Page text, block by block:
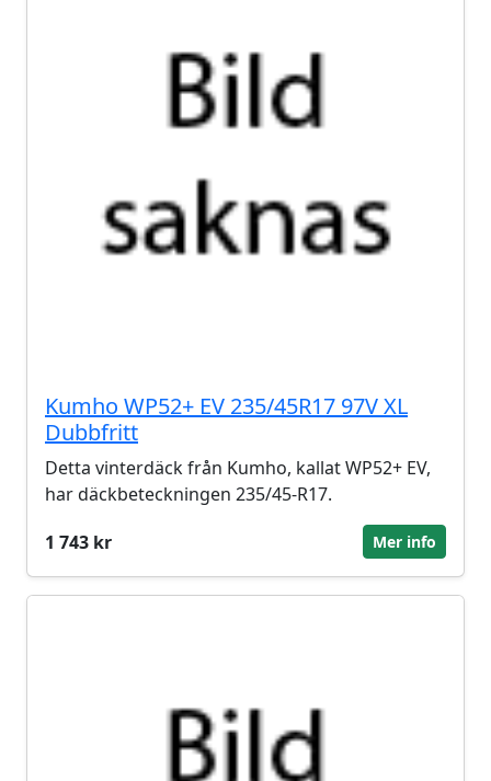
Kumho WP52+ EV 235/45R17 97V XL
Dubbfritt
Detta vinterdäck från Kumho, kallat WP52+ EV,
har däckbeteckningen 235/45-R17.
1 743 kr
Mer info